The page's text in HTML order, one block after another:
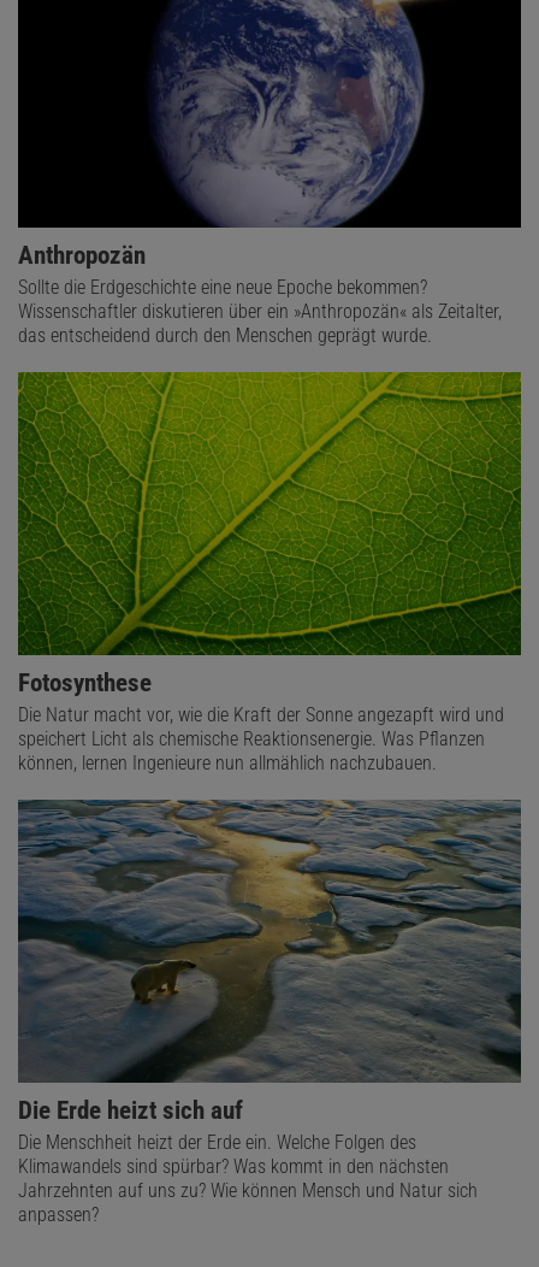
Anthropozän
Sollte die Erdgeschichte eine neue Epoche bekommen?
Wissenschaftler diskutieren über ein »Anthropozän« als Zeitalter,
das entscheidend durch den Menschen geprägt wurde.
Fotosynthese
Die Natur macht vor, wie die Kraft der Sonne angezapft wird und
speichert Licht als chemische Reaktionsenergie. Was Pflanzen
können, lernen Ingenieure nun allmählich nachzubauen.
Die Erde heizt sich auf
Die Menschheit heizt der Erde ein. Welche Folgen des
Klimawandels sind spürbar? Was kommt in den nächsten
Jahrzehnten auf uns zu? Wie können Mensch und Natur sich
anpassen?